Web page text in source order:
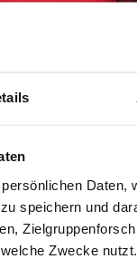
Daten,
speichern und
Zwecke